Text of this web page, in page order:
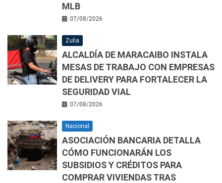
MLB
07/08/2026
Zulia
ALCALDÍA DE MARACAIBO INSTALA
MESAS DE TRABAJO CON EMPRESAS
DE DELIVERY PARA FORTALECER LA
SEGURIDAD VIAL
07/08/2026
Nacional
ASOCIACIÓN BANCARIA DETALLA
CÓMO FUNCIONARÁN LOS
SUBSIDIOS Y CRÉDITOS PARA
COMPRAR VIVIENDAS TRAS